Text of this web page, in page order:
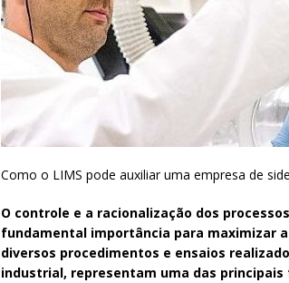
Como o LIMS pode auxiliar uma empresa de
O controle e a racionalização dos
fundamental importância para maximizar
diversos procedimentos e ensaios
industrial, representam uma das